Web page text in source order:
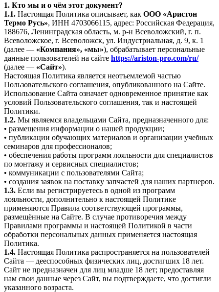
1. Кто мы и о чём этот документ?
1.1. Настоящая Политика описывает, как ООО «Аристон
Термо Русь», ИНН 4703066115, адрес: Российская Федерация,
188676, Ленинградская область, м. р-н Всеволожский, г. п.
Всеволожское, г. Всеволожск, ул. Индустриальная, д. 9, к. 1
(далее — «Компания», «мы»), обрабатывает персональные
данные пользователей на сайте https://ariston-pro.com/ru/
(далее — «Сайт»).
Настоящая Политика является неотъемлемой частью
Пользовательского соглашения, опубликованного на Сайте.
Использование Сайта означает одновременное принятие как
условий Пользовательского соглашения, так и настоящей
Политики.
1.2. Мы являемся владельцами Сайта, предназначенного для:
• размещения информации о нашей продукции;
• публикации обучающих материалов и организации учебных
семинаров для профессионалов;
• обеспечения работы программ лояльности для специалистов
по монтажу и сервисных специалистов;
• коммуникации с пользователями Сайта;
• создания заявок на поставку запчастей для наших партнеров.
1.3. Если вы регистрируетесь в одной из программ
лояльности, дополнительно к настоящей Политике
применяются Правила соответствующей программы,
размещённые на Сайте. В случае противоречия между
Правилами программы и настоящей Политикой в части
обработки персональных данных применяется настоящая
Политика.
1.4. Настоящая Политика распространяется на пользователей
Сайта — дееспособных физических лиц, достигших 18 лет.
Сайт не предназначен для лиц младше 18 лет; предоставляя
нам свои данные через Сайт, вы подтверждаете, что достигли
указанного возраста.